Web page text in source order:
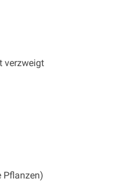
verzweigt
Pflanzen)